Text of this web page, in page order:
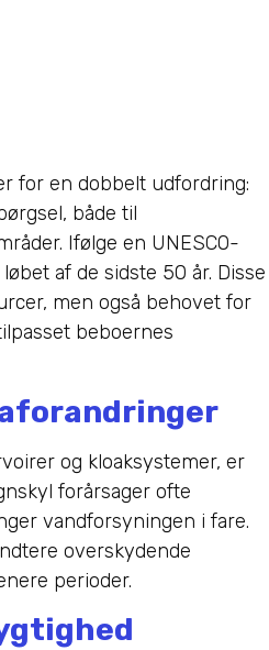
for en dobbelt udfordring:
både til
Ifølge en UNESCO-
af de sidste 50 år. Disse
men også behovet for
beboernes
og kloaksystemer, er
forårsager ofte
vandforsyningen i fare.
overskydende
perioder.